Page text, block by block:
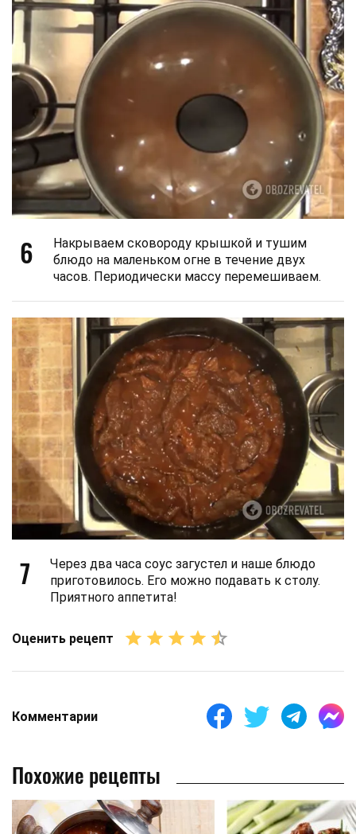
6
Накрываем сковороду крышкой и тушим
блюдо на маленьком огне в течение двух
часов. Периодически массу перемешиваем.
7
Через два часа соус загустел и наше блюдо
приготовилось. Его можно подавать к столу.
Приятного аппетита!
Оценить рецепт
Комментарии
Похожие рецепты